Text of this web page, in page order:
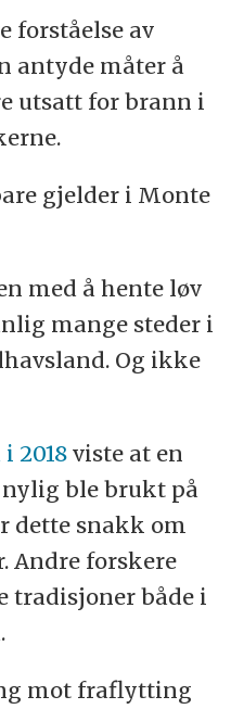
forståelse av
antyde måter å
utsatt for brann i
gjelder i Monte
med å hente løv
mange steder i
Og ikke
2018 viste at en
ble brukt på
dette snakk om
Andre forskere
tradisjoner både i
mot fraflytting